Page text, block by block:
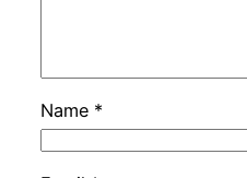
Name *